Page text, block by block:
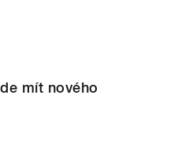
mít nového